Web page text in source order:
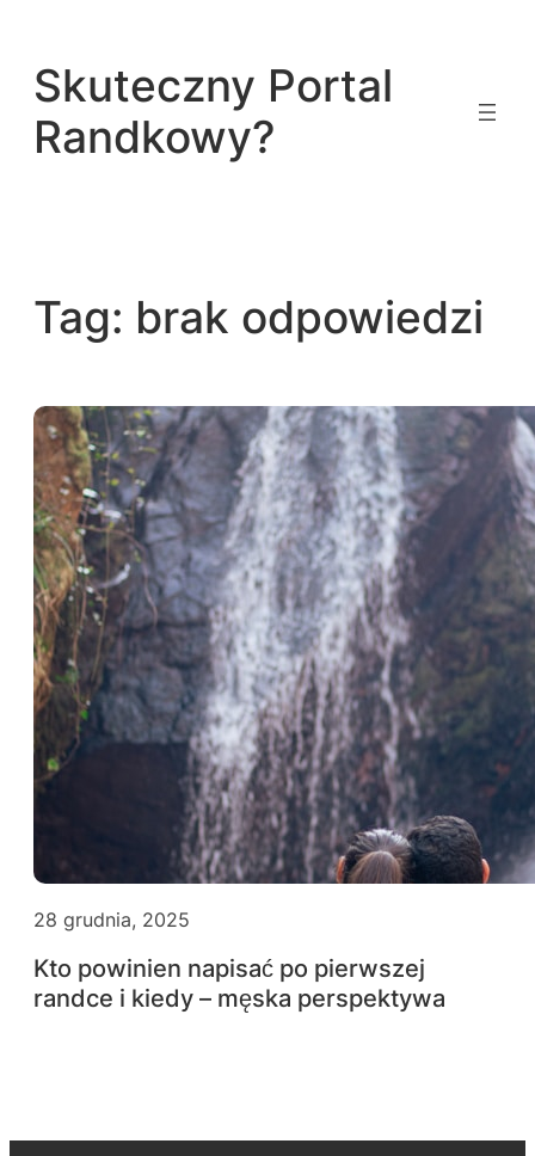
treści
Skuteczny Portal
Randkowy?
Tag: brak odpowiedzi
28 grudnia, 2025
Kto powinien napisać po pierwszej
randce i kiedy – męska perspektywa